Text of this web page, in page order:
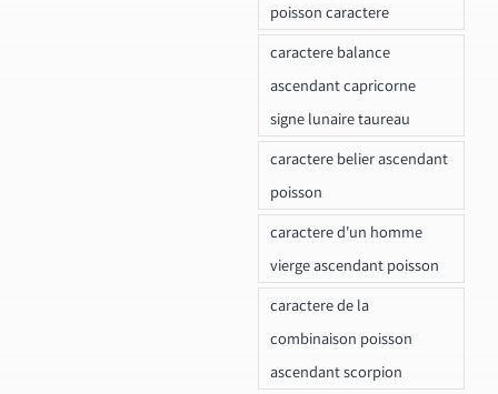
poisson caractere
caractere balance
ascendant capricorne
signe lunaire taureau
caractere belier ascendant
poisson
caractere d'un homme
vierge ascendant poisson
caractere de la
combinaison poisson
ascendant scorpion